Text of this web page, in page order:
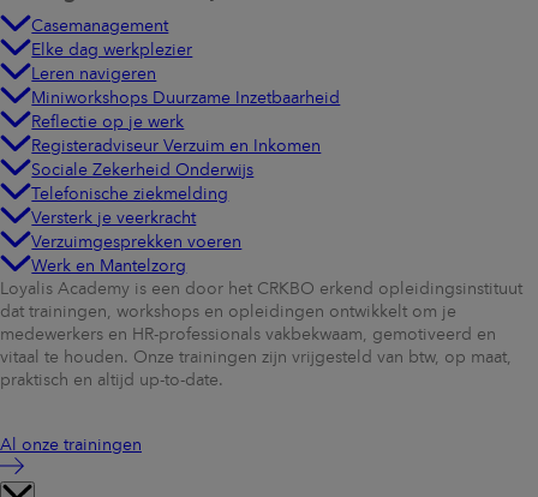
Casemanagement
Elke dag werkplezier
Leren navigeren
Miniworkshops Duurzame Inzetbaarheid
Reflectie op je werk
Registeradviseur Verzuim en Inkomen
Sociale Zekerheid Onderwijs
Telefonische ziekmelding
Versterk je veerkracht
Verzuimgesprekken voeren
Werk en Mantelzorg
Loyalis Academy is een door het CRKBO erkend opleidingsinstituut
dat trainingen, workshops en opleidingen ontwikkelt om je
medewerkers en HR-professionals vakbekwaam, gemotiveerd en
vitaal te houden. Onze trainingen zijn vrijgesteld van btw, op maat,
praktisch en altijd up-to-date.
Al onze trainingen